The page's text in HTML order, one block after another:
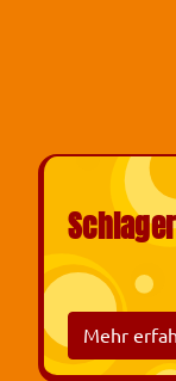
Mehr